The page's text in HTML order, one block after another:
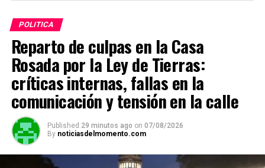
POLITICA
Reparto de culpas en la Casa
Rosada por la Ley de Tierras:
críticas internas, fallas en la
comunicación y tensión en la calle
Published 29 minutos ago on 07/08/2026
By noticiasdelmomento.com